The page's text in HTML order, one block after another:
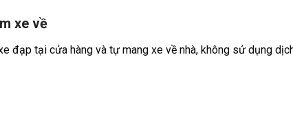
xe về
đạp tại cửa hàng và tự mang xe về nhà, không sử dụng